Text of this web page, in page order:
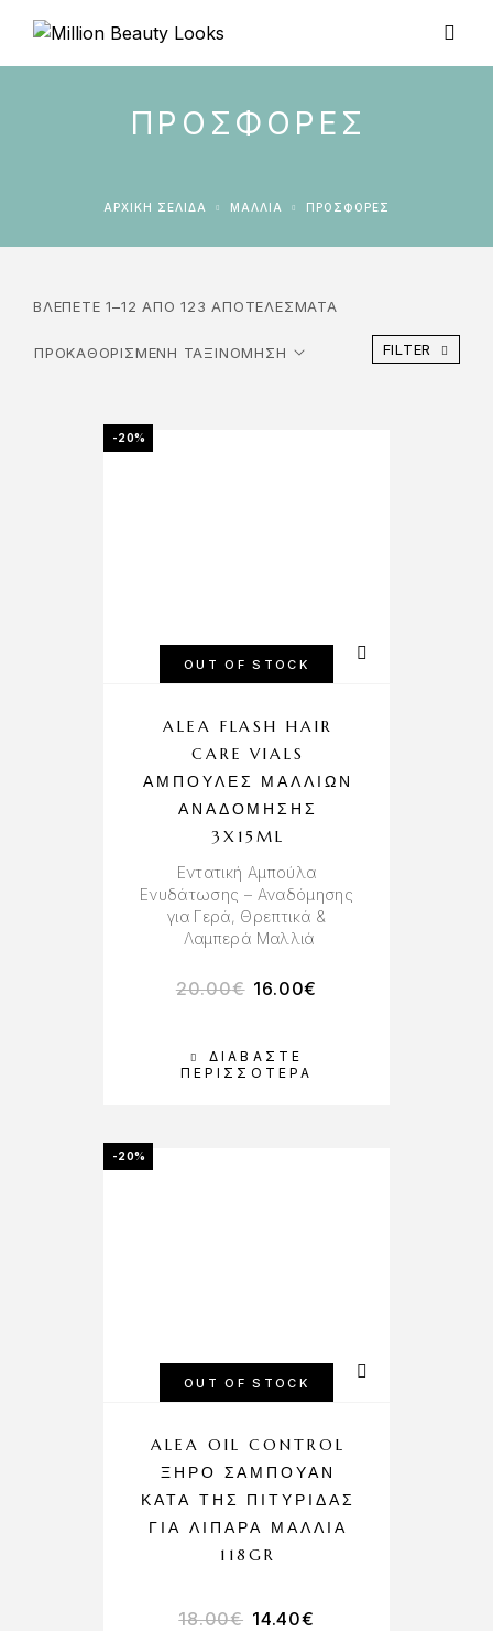
ΠΡΟΣΦΟΡΈΣ
ΑΡΧΙΚΉ ΣΕΛΊΔΑ ΜΑΛΛΙΑ ΠΡΟΣΦΟΡΈΣ
ΒΛΈΠΕΤΕ 1–12 ΑΠΌ 123 ΑΠΟΤΕΛΈΣΜΑΤΑ
FILTER
-20%
OUT OF STOCK
ΔΙΑΒΆΣΤΕ
ΠΕΡΙΣΣΌΤΕΡΑ
ALEA FLASH HAIR
CARE VIALS
ΑΜΠΟΎΛΕΣ ΜΑΛΛΙΏΝ
ΑΝΑΔΌΜΗΣΗΣ
3X15ML
Εντατική Αμπούλα
Ενυδάτωσης – Αναδόμησης
για Γερά, Θρεπτικά &
Λαμπερά Μαλλιά
20.00€ 16.00€
-20%
OUT OF STOCK
ALEA OIL CONTROL
ΞΗΡΌ ΣΑΜΠΟΥΆΝ
ΚΑΤΆ ΤΗΣ ΠΙΤΥΡΊΔΑΣ
ΓΙΑ ΛΙΠΑΡΆ ΜΑΛΛΙΆ
118GR
18.00€ 14.40€